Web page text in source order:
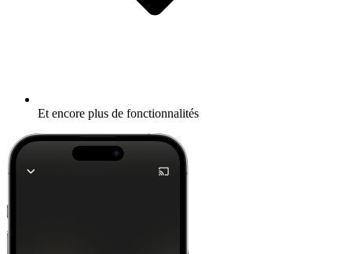
Et encore plus de fonctionnalités